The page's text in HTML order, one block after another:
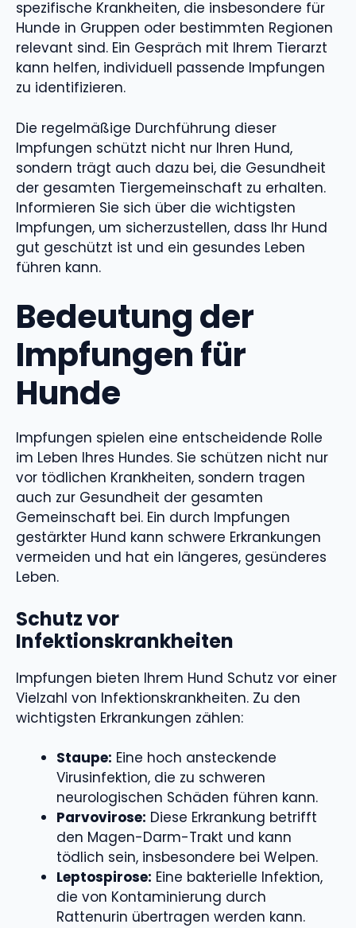
spezifische Krankheiten, die insbesondere für
Hunde in Gruppen oder bestimmten Regionen
relevant sind. Ein Gespräch mit Ihrem Tierarzt
kann helfen, individuell passende Impfungen
zu identifizieren.
Die regelmäßige Durchführung dieser
Impfungen schützt nicht nur Ihren Hund,
sondern trägt auch dazu bei, die Gesundheit
der gesamten Tiergemeinschaft zu erhalten.
Informieren Sie sich über die wichtigsten
Impfungen, um sicherzustellen, dass Ihr Hund
gut geschützt ist und ein gesundes Leben
führen kann.
Bedeutung der
Impfungen für
Hunde
Impfungen spielen eine entscheidende Rolle
im Leben Ihres Hundes. Sie schützen nicht nur
vor tödlichen Krankheiten, sondern tragen
auch zur Gesundheit der gesamten
Gemeinschaft bei. Ein durch Impfungen
gestärkter Hund kann schwere Erkrankungen
vermeiden und hat ein längeres, gesünderes
Leben.
Schutz vor
Infektionskrankheiten
Impfungen bieten Ihrem Hund Schutz vor einer
Vielzahl von Infektionskrankheiten. Zu den
wichtigsten Erkrankungen zählen:
Staupe: Eine hoch ansteckende
Virusinfektion, die zu schweren
neurologischen Schäden führen kann.
Parvovirose: Diese Erkrankung betrifft
den Magen-Darm-Trakt und kann
tödlich sein, insbesondere bei Welpen.
Leptospirose: Eine bakterielle Infektion,
die von Kontaminierung durch
Rattenurin übertragen werden kann.